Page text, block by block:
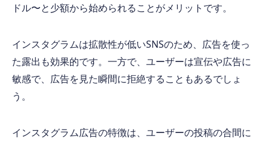
ドル〜と少額から始められることがメリットです。
インスタグラムは拡散性が低いSNSのため、広告を使っ
た露出も効果的です。一方で、ユーザーは宣伝や広告に
敏感で、広告を見た瞬間に拒絶することもあるでしょ
う。
インスタグラム広告の特徴は、ユーザーの投稿の合間に